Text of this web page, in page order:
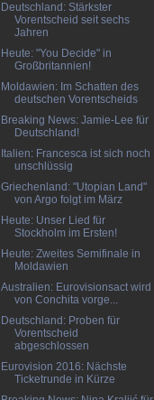
Deutschland: Stärkster
Vorentscheid seit sechs
Jahren
Heute: "You Decide" in
Großbritannien!
Moldawien: Im Schatten des
deutschen Vorentscheids
Breaking News: Jamie-Lee für
Deutschland!
Italien: Francesca ist sich noch
unschlüssig
Griechenland: "Utopian Land"
von Argo folgt im März
Heute: Unser Lied für
Stockholm im Ersten!
Heute: Zweites Semifinale in
Moldawien
Australien: Eurovisionsact wird
von Conchita vorge...
Deutschland: Proben für
Vorentscheid
abgeschlossen
Eurovision 2016: Nächste
Ticketrunde in Kürze